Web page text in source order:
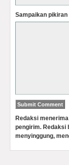
Sampaikan pikiran
Redaksi
pengirim. Redaksi
menyinggung,